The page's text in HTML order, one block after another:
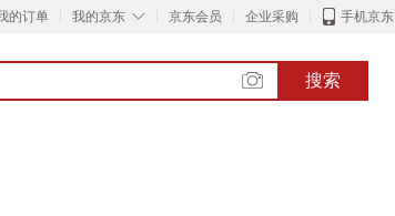
的订单 ◇
我的京东 京东会员 企业采购 手机京东
搜索